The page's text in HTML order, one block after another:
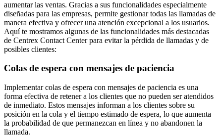
aumentar las ventas. Gracias a sus funcionalidades especialmente
diseñadas para las empresas, permite gestionar todas las llamadas de
manera efectiva y ofrecer una atención excepcional a los usuarios.
Aquí te mostramos algunas de las funcionalidades más destacadas
de Centrex Contact Center para evitar la pérdida de llamadas y de
posibles clientes:
Colas de espera con mensajes de paciencia
Implementar colas de espera con mensajes de paciencia es una
forma efectiva de retener a los clientes que no pueden ser atendidos
de inmediato. Estos mensajes informan a los clientes sobre su
posición en la cola y el tiempo estimado de espera, lo que aumenta
la probabilidad de que permanezcan en línea y no abandonen la
llamada.